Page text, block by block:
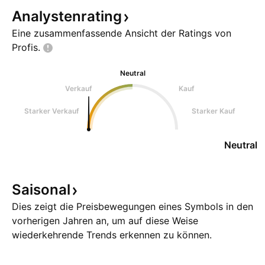
Analystenrating
Eine zusammenfassende Ansicht der Ratings von
Profis.
Neutral
Verkauf
Kauf
Starker Verkauf Starker Kauf
Neutral
Saisonal
Dies zeigt die Preisbewegungen eines Symbols in den
vorherigen Jahren an, um auf diese Weise
wiederkehrende Trends erkennen zu können.